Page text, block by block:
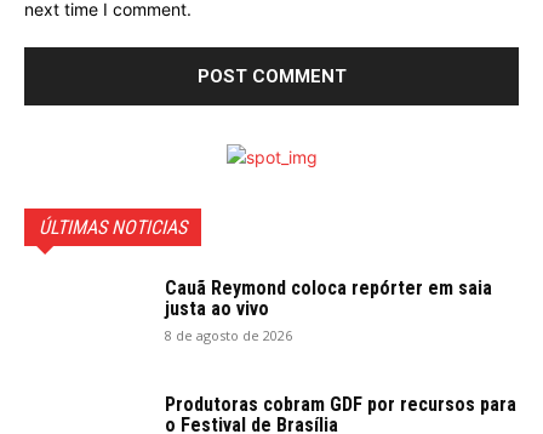
next time I comment.
ÚLTIMAS NOTICIAS
Cauã Reymond coloca repórter em saia
justa ao vivo
8 de agosto de 2026
Produtoras cobram GDF por recursos para
o Festival de Brasília